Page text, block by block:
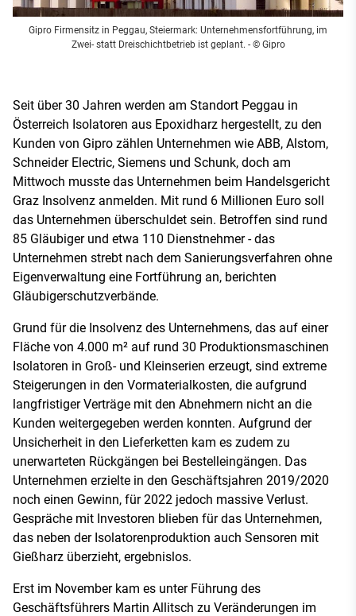
Gipro Firmensitz in Peggau, Steiermark: Unternehmensfortführung, im
Zwei- statt Dreischichtbetrieb ist geplant. - © Gipro
Seit über 30 Jahren werden am Standort Peggau in
Österreich Isolatoren aus Epoxidharz hergestellt, zu den
Kunden von Gipro zählen Unternehmen wie ABB, Alstom,
Schneider Electric, Siemens und Schunk, doch am
Mittwoch musste das Unternehmen beim Handelsgericht
Graz Insolvenz anmelden. Mit rund 6 Millionen Euro soll
das Unternehmen überschuldet sein. Betroffen sind rund
85 Gläubiger und etwa 110 Dienstnehmer - das
Unternehmen strebt nach dem Sanierungsverfahren ohne
Eigenverwaltung eine Fortführung an, berichten
Gläubigerschutzverbände.
Grund für die Insolvenz des Unternehmens, das auf einer
Fläche von 4.000 m² auf rund 30 Produktionsmaschinen
Isolatoren in Groß- und Kleinserien erzeugt, sind extreme
Steigerungen in den Vormaterialkosten, die aufgrund
langfristiger Verträge mit den Abnehmern nicht an die
Kunden weitergegeben werden konnten. Aufgrund der
Unsicherheit in den Lieferketten kam es zudem zu
unerwarteten Rückgängen bei Bestelleingängen. Das
Unternehmen erzielte in den Geschäftsjahren 2019/2020
noch einen Gewinn, für 2022 jedoch massive Verlust.
Gespräche mit Investoren blieben für das Unternehmen,
das neben der Isolatorenproduktion auch Sensoren mit
Gießharz überzieht, ergebnislos.
Erst im November kam es unter Führung des
Geschäftsführers Martin Allitsch zu Veränderungen im